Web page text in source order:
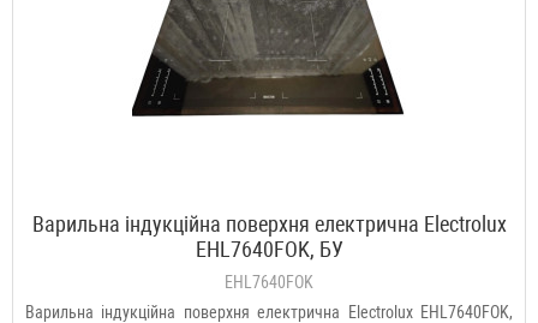
Варильна індукційна поверхня електрична Electrolux
EHL7640FOK, БУ
EHL7640FOK
Варильна індукційна поверхня електрична Electrolux EHL7640FOK,